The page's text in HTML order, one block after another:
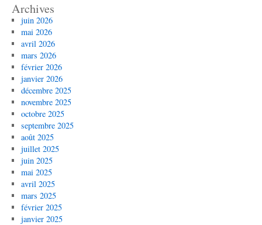
Archives
juin 2026
mai 2026
avril 2026
mars 2026
février 2026
janvier 2026
décembre 2025
novembre 2025
octobre 2025
septembre 2025
août 2025
juillet 2025
juin 2025
mai 2025
avril 2025
mars 2025
février 2025
janvier 2025